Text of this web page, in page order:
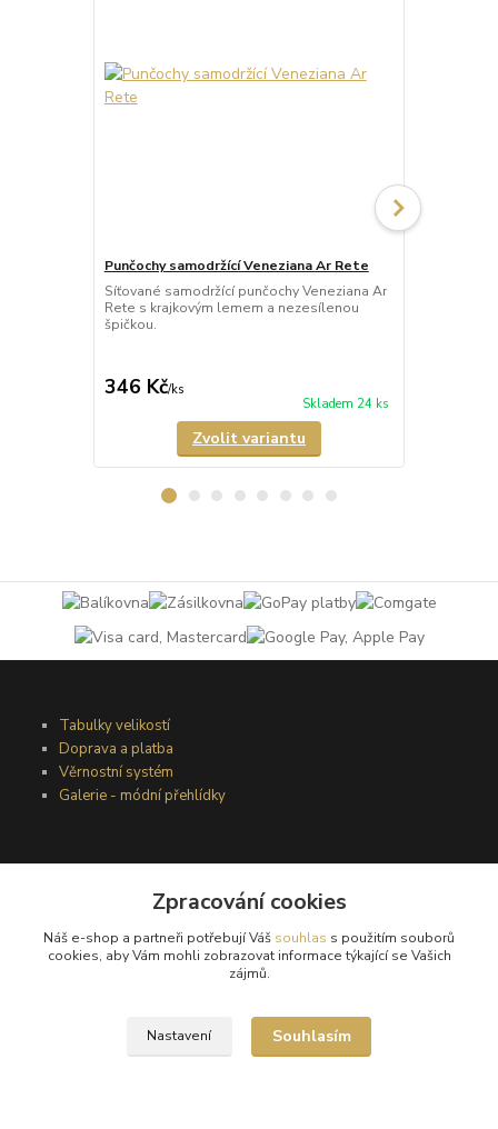
Punčochy samodržící Veneziana Ar Rete
Síťované samodržící punčochy Veneziana Ar
Rete s krajkovým lemem a nezesílenou
špičkou.
346 Kč/ks
Skladem 24 ks
Zvolit variantu
Tabulky velikostí
Doprava a platba
Věrnostní systém
Galerie - módní přehlídky
Obchodní podmínky
Ochrana osobních údajů
Kontakty
Reklamační řád
Zpracování cookies
Náš e-shop a partneři potřebují Váš souhlas s použitím souborů
cookies, aby Vám mohli zobrazovat informace týkající se Vašich
zájmů.
Nastavení Souhlasím